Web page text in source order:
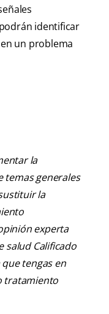
identificar
un problema
la
temas generales
la
experta
salud Calificado
tengas en
tratamiento